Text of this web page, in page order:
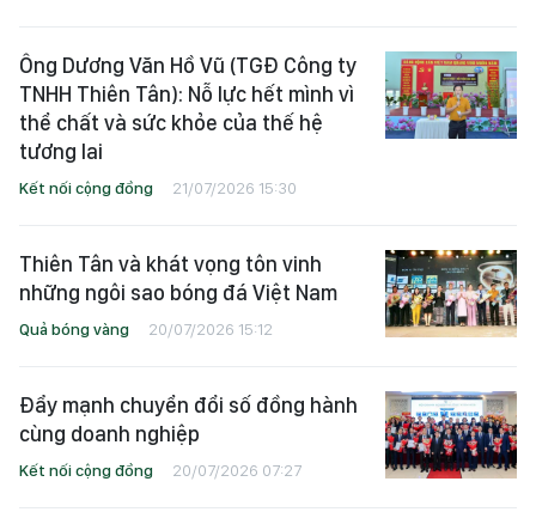
Ông Dương Văn Hồ Vũ (TGĐ Công ty
TNHH Thiên Tân): Nỗ lực hết mình vì
thể chất và sức khỏe của thế hệ
tương lai
Kết nối cộng đồng 21/07/2026 15:30
Thiên Tân và khát vọng tôn vinh
những ngôi sao bóng đá Việt Nam
Quả bóng vàng 20/07/2026 15:12
Đẩy mạnh chuyển đổi số đồng hành
cùng doanh nghiệp
Kết nối cộng đồng 20/07/2026 07:27